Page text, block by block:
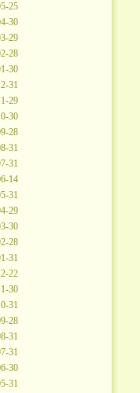
25
30
29
28
30
31
29
30
28
31
31
14
31
29
30
28
31
22
30
31
28
31
31
30
31